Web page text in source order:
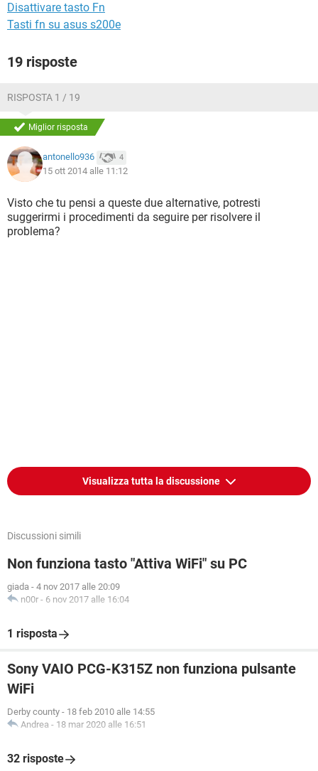
Disattivare tasto Fn
Tasti fn su asus s200e
19 risposte
RISPOSTA 1 / 19
Miglior risposta
antonello936 4
15 ott 2014 alle 11:12
Visto che tu pensi a queste due alternative, potresti
suggerirmi i procedimenti da seguire per risolvere il
problema?
Visualizza tutta la discussione
Discussioni simili
Non funziona tasto "Attiva WiFi" su PC
giada - 4 nov 2017 alle 20:09
n00r - 6 nov 2017 alle 16:04
1 risposta
Sony VAIO PCG-K315Z non funziona pulsante
WiFi
Derby county - 18 feb 2010 alle 14:55
Andrea - 18 mar 2020 alle 16:51
32 risposte